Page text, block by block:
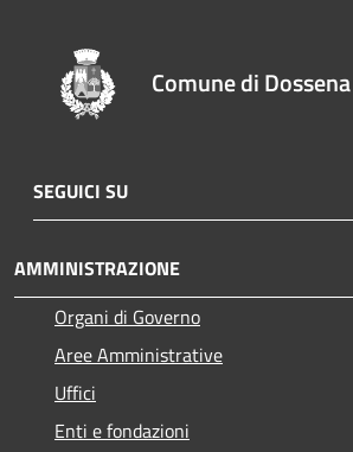
Comune di Dossena
SEGUICI SU
AMMINISTRAZIONE
Organi di Governo
Aree Amministrative
Uffici
Enti e fondazioni